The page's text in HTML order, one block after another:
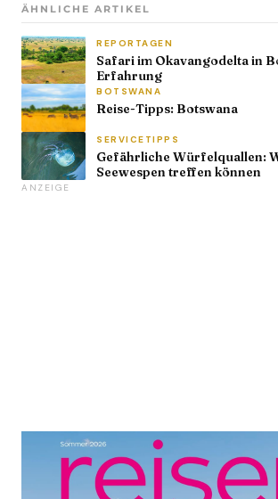
ÄHNLICHE ARTIKEL
REPORTAGEN
Safari im Okavangodelta in
Erfahrung
BOTSWANA
Reise-Tipps: Botswana
SERVICETIPPS
Gefährliche Würfelquallen:
Seewespen treffen können
ANZEIGE